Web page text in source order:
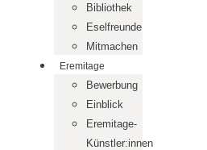
Bibliothek
Eselfreunde
Mitmachen
Eremitage
Bewerbung
Einblick
Eremitage-
Künstler:innen